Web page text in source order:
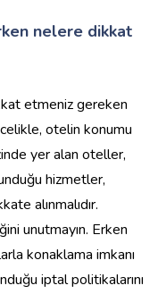
nelere dikkat
etmeniz gereken
otelin konumu
yer alan oteller,
hizmetler,
alınmalıdır.
unutmayın. Erken
konaklama imkanı
iptal politikalarını